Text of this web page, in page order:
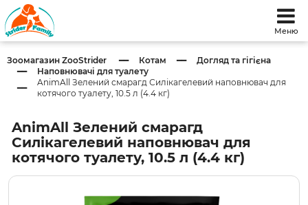
Меню
Зоомагазин ZooStrider Котам
Догляд та гігієна
Наповнювачі для туалету
AnimAll Зелений смарагд Силікагелевий наповнювач для
котячого туалету, 10.5 л (4.4 кг)
AnimAll Зелений смарагд
Силікагелевий наповнювач для
котячого туалету, 10.5 л (4.4 кг)